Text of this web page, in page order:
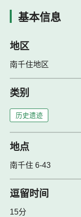
基本信息
地区
南千住地区
类别
历史遗迹
地点
南千住 6-43
逗留时间
15分